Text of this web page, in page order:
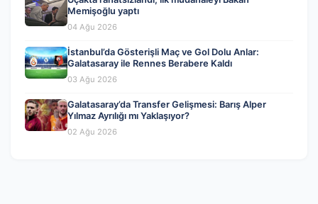
Memişoğlu yaptı
04 Ağu 2026
İstanbul’da Gösterişli Maç ve Gol Dolu Anlar:
Galatasaray ile Rennes Berabere Kaldı
03 Ağu 2026
Galatasaray’da Transfer Gelişmesi: Barış Alper
Yılmaz Ayrılığı mı Yaklaşıyor?
02 Ağu 2026